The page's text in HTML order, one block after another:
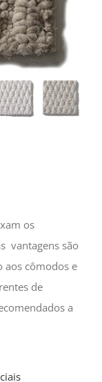
os
vantagens são
aos cômodos e
de
a